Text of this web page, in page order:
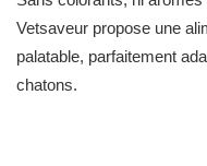
Vetsaveur propose une
palatable, parfaitement
chatons.